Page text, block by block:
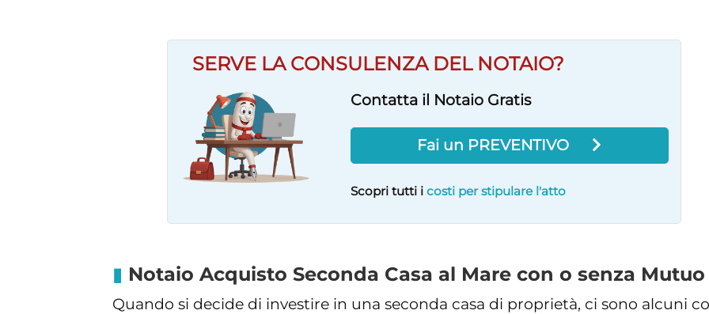
SERVE LA CONSULENZA DEL NOTAIO?
Contatta il Notaio Gratis
Fai un PREVENTIVO
Scopri tutti i costi per stipulare l'atto
Notaio Acquisto Seconda Casa al Mare con o senza Mutuo
Quando si decide di investire in una seconda casa di proprietà, ci sono alcuni